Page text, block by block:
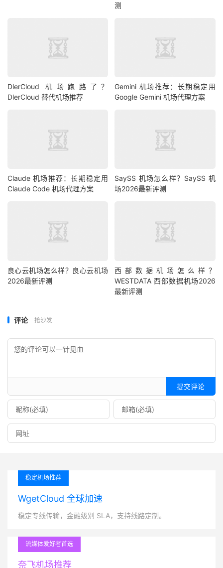
测
DlerCloud 机场跑路了？
DlerCloud 替代机场推荐
Gemini 机场推荐：长期稳定用
Google Gemini 机场代理方案
Claude 机场推荐：长期稳定用
Claude Code 机场代理方案
SaySS 机场怎么样？SaySS 机
场2026最新评测
良心云机场怎么样？良心云机场
2026最新评测
西部数据机场怎么样？
WESTDATA 西部数据机场2026
最新评测
评论 抢沙发
提交评论
稳定机场推荐
WgetCloud 全球加速
稳定专线传输，金融级别 SLA，支持线路定制。
流媒体爱好者首选
奈飞机场推荐